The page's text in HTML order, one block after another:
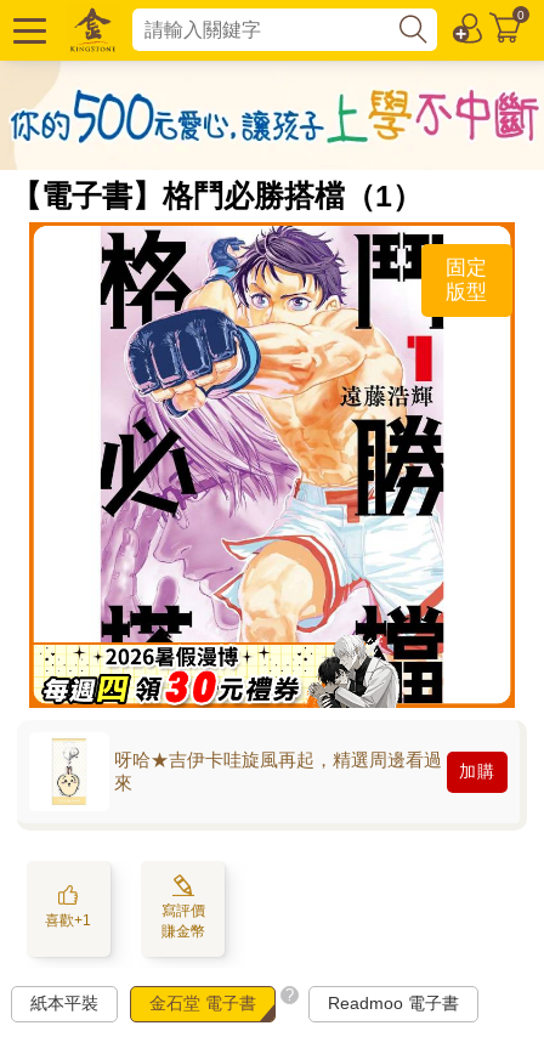
0
【電子書】格鬥必勝搭檔（1）
固定
版型
呀哈★吉伊卡哇旋風再起，精選周邊看過
來
加購
喜歡+1
寫評價
賺金幣
紙本平裝 金石堂 電子書 ? Readmoo 電子書